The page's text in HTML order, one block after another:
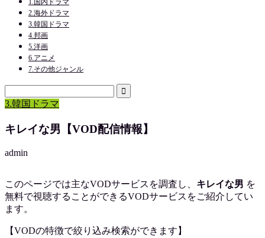
1.国内ドラマ
2.海外ドラマ
3.韓国ドラマ
4.邦画
5.洋画
6.アニメ
7.その他ジャンル
3.韓国ドラマ
キレイな男【VOD配信情報】
admin
このページでは主なVODサービスを調査し、 キレイな男 を
無料で視聴することができるVODサービスをご紹介してい
ます。
【VODの特徴で絞り込み検索ができます】